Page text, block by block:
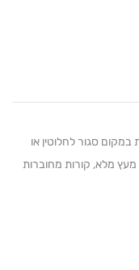
לחלוטין או
קורות מחוברות